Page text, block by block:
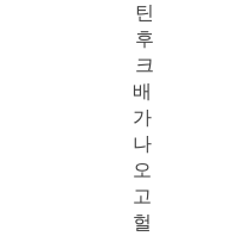
틴
후
크
배
가
나
오
고
헐